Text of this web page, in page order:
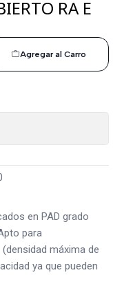
RA E
Agregar al Carro
en PAD grado
para
máxima de
ya que pueden